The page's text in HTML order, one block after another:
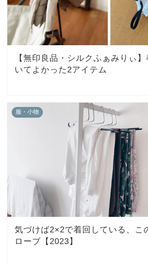
【無印良品・シルクふぁみりぃ
いてよかった2アイテム
服・小物
気づけば2×2で着回している、こ
ローブ【2023】